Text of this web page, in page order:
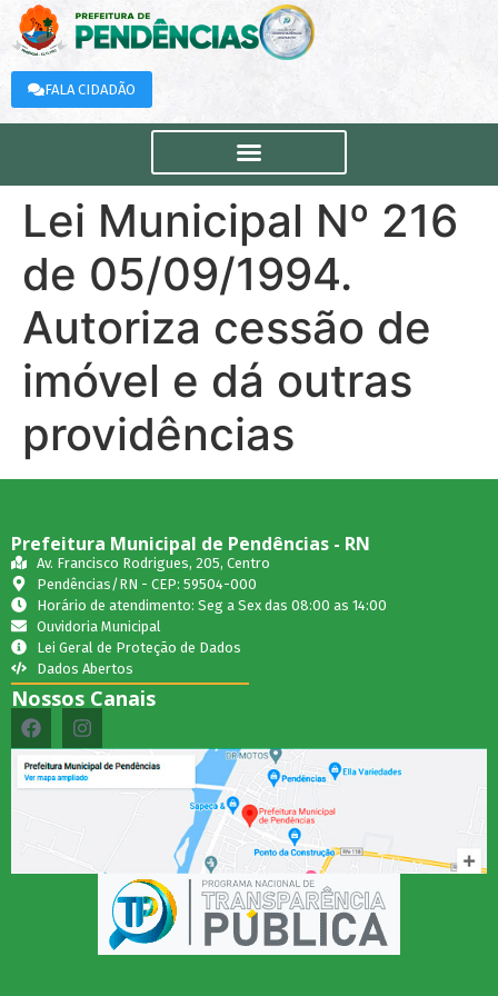
FALA CIDADÃO
Lei Municipal Nº 216
de 05/09/1994.
Autoriza cessão de
imóvel e dá outras
providências
Prefeitura Municipal de Pendências - RN
Av. Francisco Rodrigues, 205, Centro
Pendências/RN - CEP: 59504-000
Horário de atendimento: Seg a Sex das 08:00 as 14:00
Ouvidoria Municipal
Lei Geral de Proteção de Dados
Dados Abertos
Nossos Canais